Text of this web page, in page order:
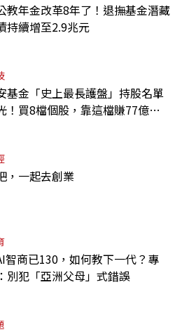
教年金改革8年了！退撫基金潛藏
持續增至2.9兆元
基金「史上最長護盤」持股名單
！買8檔個股，靠這檔賺77億最
，一起去創業
智商已130，如何教下一代？專
別犯「亞洲父母」式錯誤